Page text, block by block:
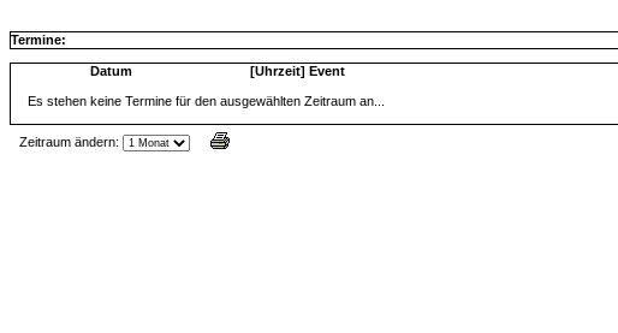
Termine:
Datum [Uhrzeit] Event
Es stehen keine Termine für den ausgewählten Zeitraum an...
Zeitraum ändern: